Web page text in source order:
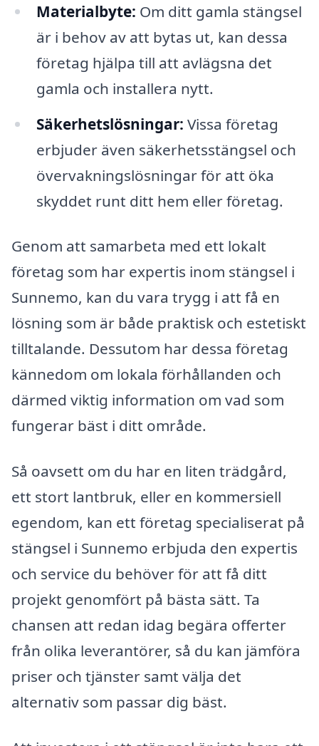
Materialbyte: Om ditt gamla stängsel
är i behov av att bytas ut, kan dessa
företag hjälpa till att avlägsna det
gamla och installera nytt.
Säkerhetslösningar: Vissa företag
erbjuder även säkerhetsstängsel och
övervakningslösningar för att öka
skyddet runt ditt hem eller företag.
Genom att samarbeta med ett lokalt
företag som har expertis inom stängsel i
Sunnemo, kan du vara trygg i att få en
lösning som är både praktisk och estetiskt
tilltalande. Dessutom har dessa företag
kännedom om lokala förhållanden och
därmed viktig information om vad som
fungerar bäst i ditt område.
Så oavsett om du har en liten trädgård,
ett stort lantbruk, eller en kommersiell
egendom, kan ett företag specialiserat på
stängsel i Sunnemo erbjuda den expertis
och service du behöver för att få ditt
projekt genomfört på bästa sätt. Ta
chansen att redan idag begära offerter
från olika leverantörer, så du kan jämföra
priser och tjänster samt välja det
alternativ som passar dig bäst.